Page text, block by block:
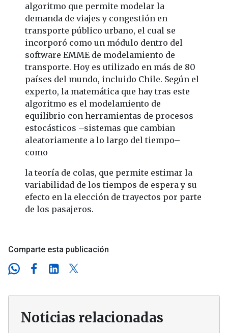
algoritmo que permite modelar la
demanda de viajes y congestión en
transporte público urbano, el cual se
incorporó como un módulo dentro del
software EMME de modelamiento de
transporte. Hoy es utilizado en más de 80
países del mundo, incluido Chile. Según el
experto, la matemática que hay tras este
algoritmo es el modelamiento de
equilibrio con herramientas de procesos
estocásticos –sistemas que cambian
aleatoriamente a lo largo del tiempo–
como
la teoría de colas, que permite estimar la
variabilidad de los tiempos de espera y su
efecto en la elección de trayectos por parte
de los pasajeros.
Comparte esta publicación
Noticias relacionadas